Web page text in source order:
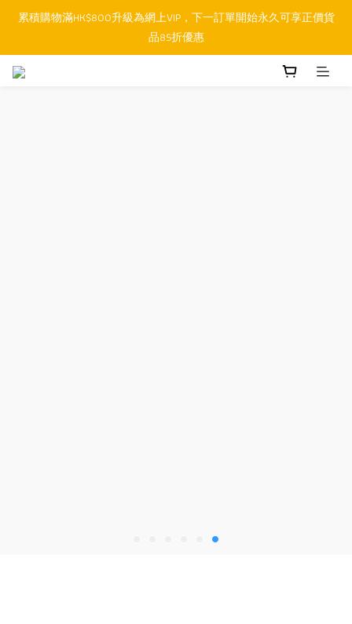
順豐香港SFHK APP取件通知功能將取代SMS短訊
順豐香港SFHK APP取件通知功能將取代SMS短訊